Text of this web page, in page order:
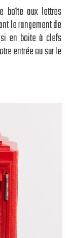
boîte aux lettres
le rangement de
en boite à clefs
entrée ou sur le